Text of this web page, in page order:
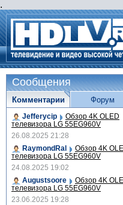
.
Сообщения
Комментарии
Jefferycip Обзор 4K OLED
телевизора LG 55EG960V
26.08.2025 21:28
RaymondRal
Обзор 4K
телевизора LG 55EG960V
24.08.2025 19:02
Augustsoore
Обзор 4K
телевизора LG 55EG960V
23.06.2025 19:28
Форум